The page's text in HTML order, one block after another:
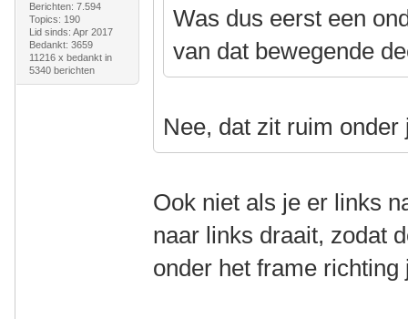
Berichten: 7.594
Topics: 190
Lid sinds: Apr 2017
Bedankt: 3659
11216 x bedankt in
5340 berichten
Was dus eerst een
van dat bewegende
Nee, dat zit ruim onder
Ook niet als je er links
naar links draait, zodat
onder het frame